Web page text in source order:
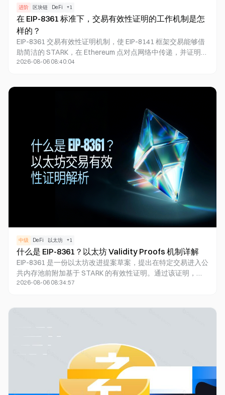
进阶 区块链 DeFi +1
在 EIP-8361 标准下，交易有效性证明的工作机制是怎
样的？
EIP-8361 交易有效性证明机制，使 EIP-8141 框架交易能够借
助简洁的 STARK，在 Ethereum 点对点网络中传递，并证明其
验证前缀在声明的状态假设下已批准该交易。节点只需验证该
2026-08-06 08:40:04
中级 DeFi 以太坊 +1
什么是 EIP-8361？以太坊 Validity Proofs 机制详解
EIP-8361 是一份以太坊改进提案草案，提出在特定交易进入公
共内存池前附加基于 STARK 的有效性证明。通过该证明，参
与节点可以在无需单独重新执行复杂授权逻辑的情况下完成验
2026-08-06 08:34:57